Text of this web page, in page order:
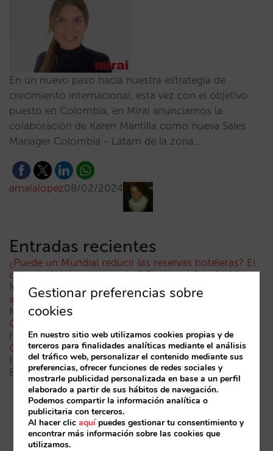
En un nuevo paso hacia nuestra estrategia de
crecimiento internacional, esta vez con el objetivo
puesto en Colombia, en Mirai anunciamos la
colaboración de Karen Mantilla como nueva Sales
Manager Colombia - Latam de la zona.…
amaialopez08/02/2024
Entradas recientes
¿Puede un Mundial reducir las reservas hoteleras? El
caso de México durante la FIFA World Cup 2026
Menos campañas, más inteligentes: manual IA para
actualizar el marketing digital de tu hotel (parte 1)
Madrid ante la Fórmula 1: aprendizajes del GP de
Catalunya y del GP de Ciudad de México para los
hoteles
Cómo aparece un hotel en los asistentes de IA: las
tres capas de visibilidad
El fin de la era “Book on Metasearch”
Gestionar preferencias sobre
cookies
En nuestro sitio web utilizamos cookies propias y de
terceros para finalidades analíticas mediante el análisis
del tráfico web, personalizar el contenido mediante sus
preferencias, ofrecer funciones de redes sociales y
mostrarle publicidad personalizada en base a un perfil
elaborado a partir de sus hábitos de navegación.
Podemos compartir la información analítica o
publicitaria con terceros.
Al hacer clicaquípuedes gestionar tu consentimiento y
encontrar más información sobre las cookies que
utilizamos.